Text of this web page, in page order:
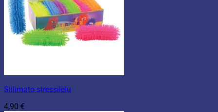
Siilimato stressilelu
4,90 €